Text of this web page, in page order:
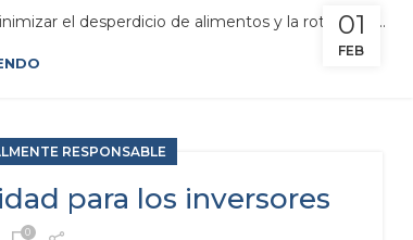
01
FEB
el desperdicio de alimentos y la rotura de ...
RESPONSABLE
para los inversores
0